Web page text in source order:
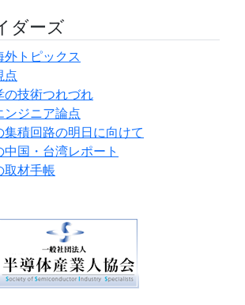
ダーズ
トピックス
点
の技術つれづれ
ンジニア論点
集積回路の明日に向けて
国・台湾レポート
取材手帳